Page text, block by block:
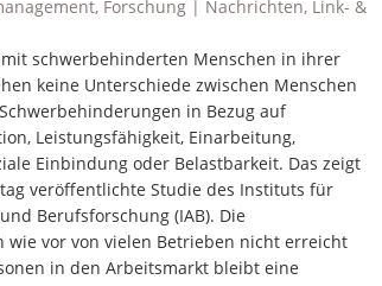
, Forschung | Nachrichten, Link- &
schwerbehinderten Menschen in ihrer
keine Unterschiede zwischen Menschen
in Bezug auf
Leistungsfähigkeit, Einarbeitung,
Einbindung oder Belastbarkeit. Das zeigt
veröffentlichte Studie des Instituts für
Berufsforschung (IAB). Die
vor von vielen Betrieben nicht erreicht
in den Arbeitsmarkt bleibt eine